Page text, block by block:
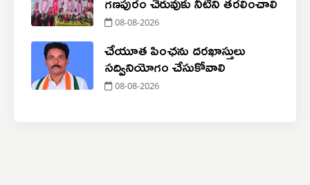
08-08-2026
చేయూత పింఛను దరఖాస్తులు
సద్వినియోగం చేసుకోవాలి
08-08-2026